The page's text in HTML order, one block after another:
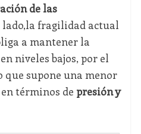
de las
lado,la fragilidad actual
a mantener la
niveles bajos, por el
que supone una menor
términos de presión y